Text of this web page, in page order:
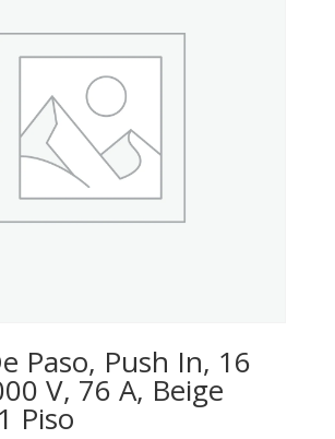
Paso, Push In, 16
V, 76 A, Beige
Piso